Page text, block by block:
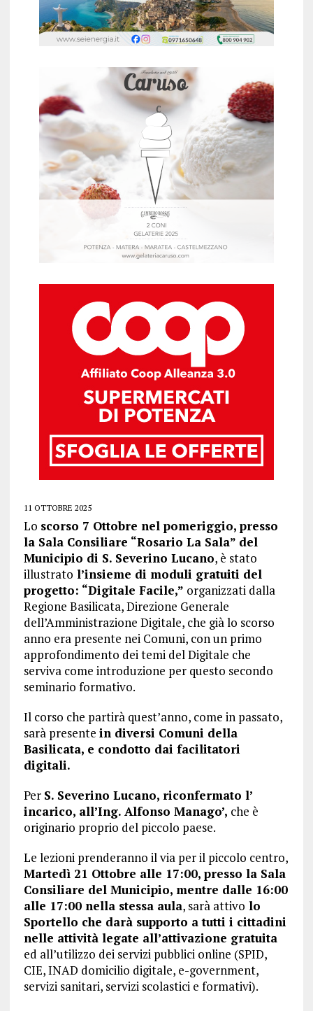
11 OTTOBRE 2025
Lo scorso 7 Ottobre nel pomeriggio, presso
la Sala Consiliare “Rosario La Sala” del
Municipio di S. Severino Lucano, è stato
illustrato l’insieme di moduli gratuiti del
progetto: “Digitale Facile,” organizzati dalla
Regione Basilicata, Direzione Generale
dell’Amministrazione Digitale, che già lo scorso
anno era presente nei Comuni, con un primo
approfondimento dei temi del Digitale che
serviva come introduzione per questo secondo
seminario formativo.
Il corso che partirà quest’anno, come in passato,
sarà presente in diversi Comuni della
Basilicata, e condotto dai facilitatori
digitali.
Per S. Severino Lucano, riconfermato l’
incarico, all’Ing. Alfonso Manago’, che è
originario proprio del piccolo paese.
Le lezioni prenderanno il via per il piccolo centro,
Martedì 21 Ottobre alle 17:00, presso la Sala
Consiliare del Municipio, mentre dalle 16:00
alle 17:00 nella stessa aula, sarà attivo lo
Sportello che darà supporto a tutti i cittadini
nelle attività legate all’attivazione gratuita
ed all’utilizzo dei servizi pubblici online (SPID,
CIE, INAD domicilio digitale, e-government,
servizi sanitari, servizi scolastici e formativi).